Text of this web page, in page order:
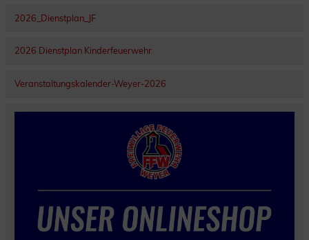
2026_Dienstplan_JF
2026 Dienstplan Kinderfeuerwehr
Veranstaltungskalender-Weyer-2026